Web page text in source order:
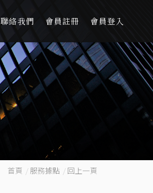
聯絡我們 會員註冊 會員登入
首頁 /服務據點 /回上一頁